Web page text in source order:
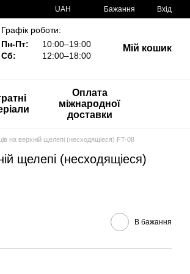
UAH Бажання Вхід
Графік роботи:
Пн-Пт:
10:00–19:00
Сб:
12:00–18:00
Мій кошик
Оплата
міжнародної
доставки
на верхній щелепі (несходящіеся) FT-08
щелепі (несходящіеся)
В бажання